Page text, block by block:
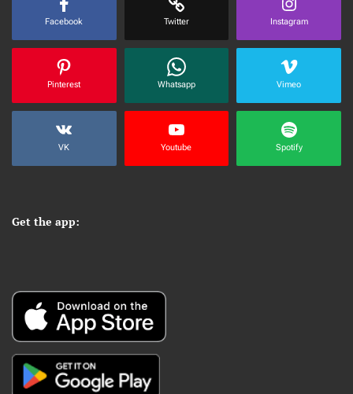
Facebook Twitter Instagram
Pinterest Whatsapp Vimeo
VK Youtube Spotify
Get the app: